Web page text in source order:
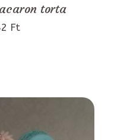
torta
Ft